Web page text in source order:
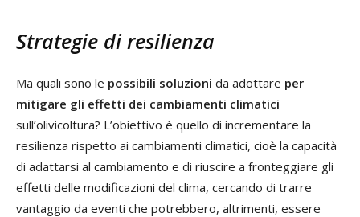
Strategie di resilienza
Ma quali sono le possibili soluzioni da adottare per
mitigare gli effetti dei cambiamenti climatici
sull’olivicoltura? L’obiettivo è quello di incrementare la
resilienza rispetto ai cambiamenti climatici, cioè la capacità
di adattarsi al cambiamento e di riuscire a fronteggiare gli
effetti delle modificazioni del clima, cercando di trarre
vantaggio da eventi che potrebbero, altrimenti, essere